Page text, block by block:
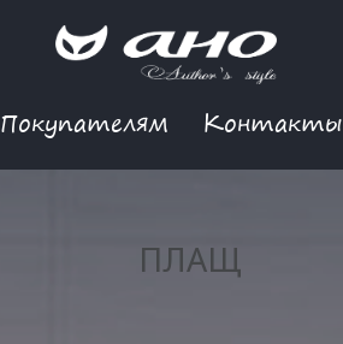
Покупателям Контакты
ПЛАЩ